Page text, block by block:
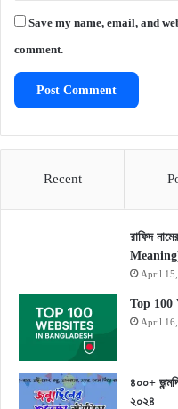
Save my name, email, and
comment.
Recent
রাফিদ
April
Top 100
April
৪০০+
২০২৪